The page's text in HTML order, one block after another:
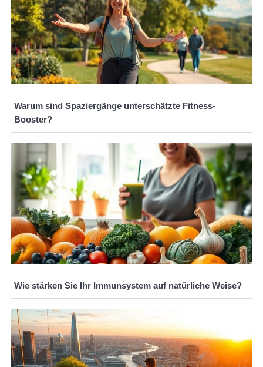
Warum sind Spaziergänge unterschätzte Fitness-
Booster?
Wie stärken Sie Ihr Immunsystem auf natürliche Weise?